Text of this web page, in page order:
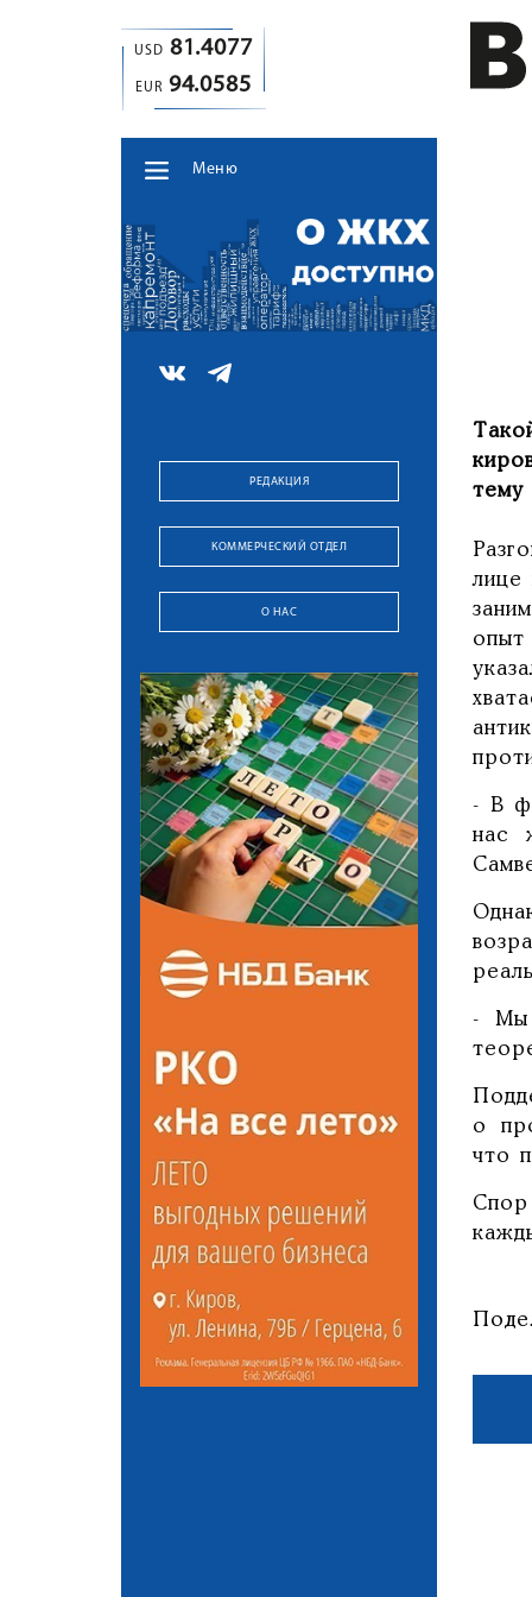
USD 81.4077
EUR 94.0585
Меню
РЕДАКЦИЯ
КОММЕРЧЕСКИЙ ОТДЕЛ
О НАС
тему
лице
опыт
- В
нас
- Мы
о
что
Спор